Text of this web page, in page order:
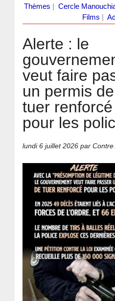
Thèmes
Cercle
Films
Alerte : le
veut faire
un permis de
tuer renforcé
pour les
lundi 6 juillet 2026 par Contre